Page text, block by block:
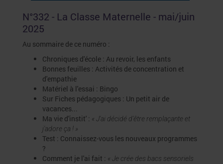
N°332 - La Classe Maternelle - mai/juin
2025
Au sommaire de ce numéro :
Chroniques d'école : Au revoir, les enfants
Bonnes feuilles : Activités de concentration et
d'empathie
Matériel à l'essai : Bingo
Sur Fiches pédagogiques : Un petit air de
vacances...
Ma vie d'instit' : « J'ai décidé d'être remplaçante et
j'adore ça ! »
Test : Connaissez-vous les nouveaux programmes
?
Comment je l'ai fait : « Je crée des bacs sensoriels